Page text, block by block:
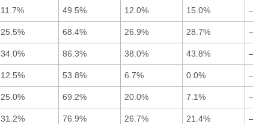
11.7% 49.5% 12.0% 15.0%
25.5% 68.4% 26.9% 28.7%
34.0% 86.3% 38.0% 43.8%
12.5% 53.8% 6.7% 0.0%
25.0% 69.2% 20.0% 7.1%
31.2% 76.9% 26.7% 21.4%